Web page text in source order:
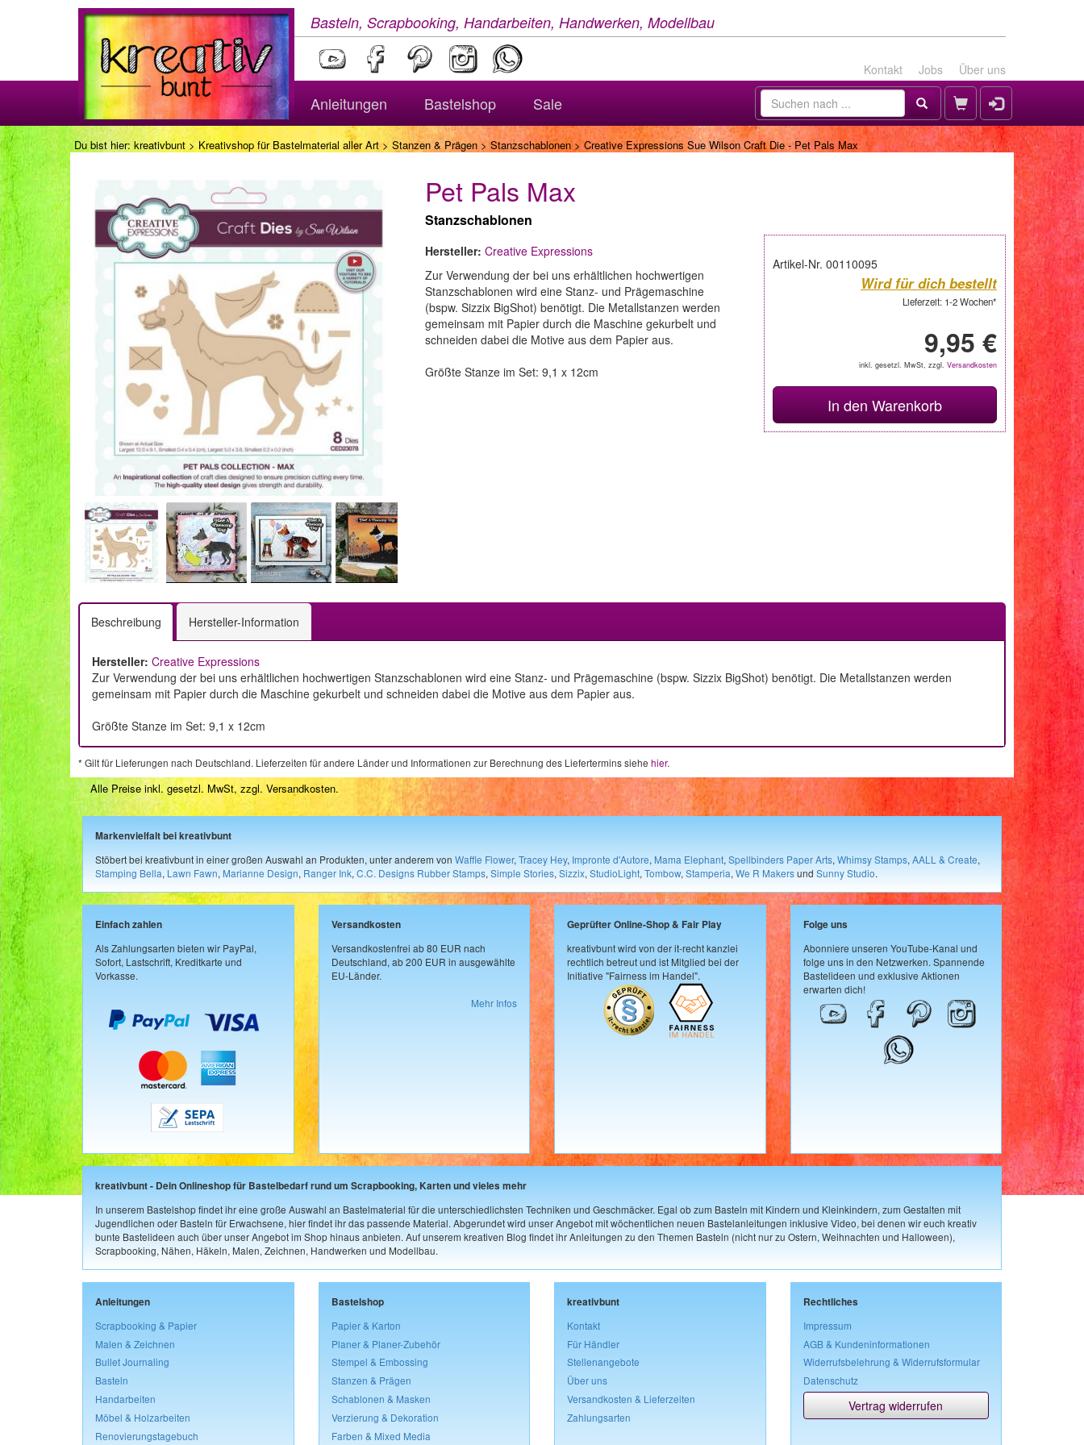
Basteln, Scrapbooking, Handarbeiten, Handwerken, Modellbau
Kontakt Jobs Über uns
Anleitungen Bastelshop Sale
Du bist hier: kreativbunt > Kreativshop für Bastelmaterial aller Art> Stanzen & Prägen >Stanzschablonen > Creative Expressions Sue Wilson Craft Die - Pet Pals Max
Pet Pals Max
Stanzschablonen
Artikel-Nr. 00110095
Wird für dich bestellt
Lieferzeit: 1-2 Wochen*
9,95 €
inkl. gesetzl. MwSt, zzgl. Versandkosten
In den Warenkorb
Hersteller: Creative Expressions
Zur Verwendung der bei uns erhältlichen hochwertigen
Stanzschablonen wird eine Stanz- und Prägemaschine
(bspw. Sizzix BigShot) benötigt. Die Metallstanzen werden
gemeinsam mit Papier durch die Maschine gekurbelt und
schneiden dabei die Motive aus dem Papier aus.
Größte Stanze im Set: 9,1 x 12cm
Beschreibung Hersteller-Information
Hersteller: Creative Expressions
Zur Verwendung der bei uns erhältlichen hochwertigen Stanzschablonen wird eine Stanz- und Prägemaschine (bspw. Sizzix BigShot) benötigt. Die Metallstanzen werden
gemeinsam mit Papier durch die Maschine gekurbelt und schneiden dabei die Motive aus dem Papier aus.
Größte Stanze im Set: 9,1 x 12cm
* Gilt für Lieferungen nach Deutschland. Lieferzeiten für andere Länder und Informationen zur Berechnung des Liefertermins siehe hier.
Alle Preise inkl. gesetzl. MwSt, zzgl. Versandkosten.
Markenvielfalt bei kreativbunt
Stöbert bei kreativbunt in einer großen Auswahl an Produkten, unter anderem von Waffle Flower, Tracey Hey, Impronte d'Autore, Mama Elephant, Spellbinders Paper Arts, Whimsy Stamps, AALL & Create,
Stamping Bella, Lawn Fawn, Marianne Design, Ranger Ink, C.C. Designs Rubber Stamps, Simple Stories, Sizzix, StudioLight, Tombow, Stamperia, We R Makersund Sunny Studio.
Einfach zahlen
Als Zahlungsarten bieten wir PayPal,
Sofort, Lastschrift, Kreditkarte und
Vorkasse.
Versandkosten
Versandkostenfrei ab 80 EUR nach
Deutschland, ab 200 EUR in ausgewählte
EU-Länder.
Mehr Infos
Geprüfter Online-Shop & Fair Play
kreativbunt wird von der it-recht kanzlei
rechtlich betreut und ist Mitglied bei der
Initiative "Fairness im Handel".
Folge uns
Abonniere unseren YouTube-Kanal und
folge uns in den Netzwerken. Spannende
Bastelideen und exklusive Aktionen
erwarten dich!
kreativbunt - Dein Onlineshop für Bastelbedarf rund um Scrapbooking, Karten und vieles mehr
In unserem Bastelshop findet ihr eine große Auswahl an Bastelmaterial für die unterschiedlichsten Techniken und Geschmäcker. Egal ob zum Basteln mit Kindern und Kleinkindern, zum Gestalten mit
Jugendlichen oder Basteln für Erwachsene, hier findet ihr das passende Material. Abgerundet wird unser Angebot mit wöchentlichen neuen Bastelanleitungen inklusive Video, bei denen wir euch kreativ
bunte Bastelideen auch über unser Angebot im Shop hinaus anbieten. Auf unserem kreativen Blog findet ihr Anleitungen zu den Themen Basteln (nicht nur zu Ostern, Weihnachten und Halloween),
Scrapbooking, Nähen, Häkeln, Malen, Zeichnen, Handwerken und Modellbau.
Anleitungen
Scrapbooking & Papier
Malen & Zeichnen
Bullet Journaling
Basteln
Handarbeiten
Möbel & Holzarbeiten
Renovierungstagebuch
Bastelshop
Papier & Karton
Planer & Planer-Zubehör
Stempel & Embossing
Stanzen & Prägen
Schablonen & Masken
Verzierung & Dekoration
Farben & Mixed Media
kreativbunt
Kontakt
Für Händler
Stellenangebote
Über uns
Versandkosten & Lieferzeiten
Zahlungsarten
Rechtliches
Impressum
AGB & Kundeninformationen
Widerrufsbelehrung & Widerrufsformular
Datenschutz
Vertrag widerrufen